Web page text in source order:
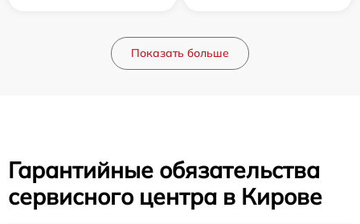
Показать больше
Гарантийные обязательства
сервисного центра в Кирове